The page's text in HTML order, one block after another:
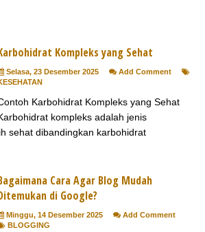
Kompleks yang Sehat
Selasa, 23 Desember 2025
Add Comment
Karbohidrat Kompleks yang Sehat
kompleks adalah jenis
sehat dibandingkan karbohidrat
Cara Agar Blog Mudah
di Google?
Minggu, 14 Desember 2025
Add Comment
BLOGGING